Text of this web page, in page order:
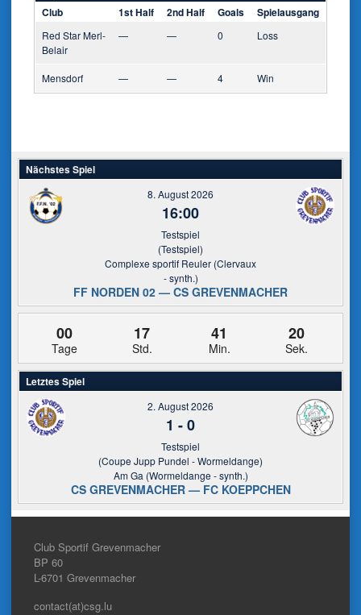
Club
1st Half 2nd Half Goals Spielausgang
Red Star Merl-
Belair
— — 0 Loss
Mensdorf — — 4 Win
Nächstes Spiel
8. August 2026
16:00
Testspiel
(Testspiel)
Complexe sportif Reuler (Clervaux
- synth.)
FF NORDEN 02 — CS GREVENMACHER
00
Tage
17
Std.
41
Min.
20
Sek.
Letztes Spiel
2. August 2026
1 -0
Testspiel
(Coupe Jupp Pundel - Wormeldange)
Am Ga (Wormeldange - synth.)
CS GREVENMACHER — FC KOEPPCHEN
Club Sportif Grevenmacher
BP 60
L-6701 Grevenmacher
contact(at)csg.lu